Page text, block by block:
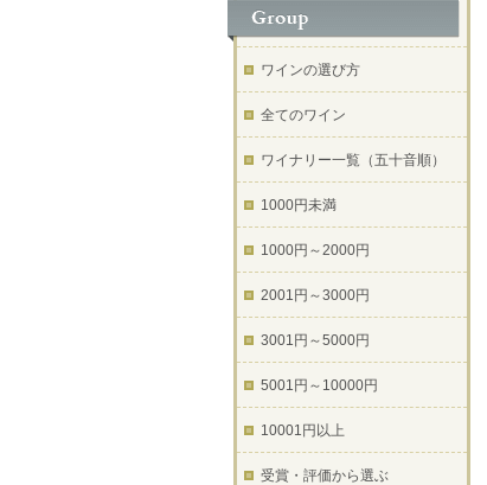
ワインの選び方
全てのワイン
ワイナリー一覧（五十音順）
1000円未満
1000円～2000円
2001円～3000円
3001円～5000円
5001円～10000円
10001円以上
受賞・評価から選ぶ